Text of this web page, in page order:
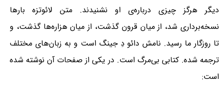
دیگر هرگز چیزی درباره‌ی او نشنیدند. متن لائوتزه بارها
نسخه‌برداری شد، از میان قرون گذشت، از میان هزاره‌ها گذشت، و
تا روزگار ما رسید. نامش دائو دِ جینگ است و به زبان‌های مختلف
ترجمه شده. کتابی بی‌مرگ است. در یکی از صفحات آن نوشته شده
است: